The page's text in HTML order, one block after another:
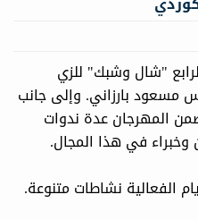
"شال وشبك" للزي
مسعود بارزاني. وإلى جانب
المهرجان عدة ندوات
في هذا المجال.
الفعالية نشاطات متنوعة.